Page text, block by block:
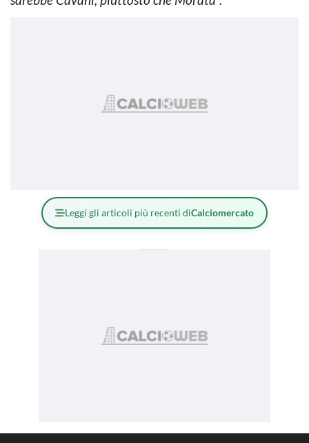
Leggi gli articoli più recenti diCalciomercato